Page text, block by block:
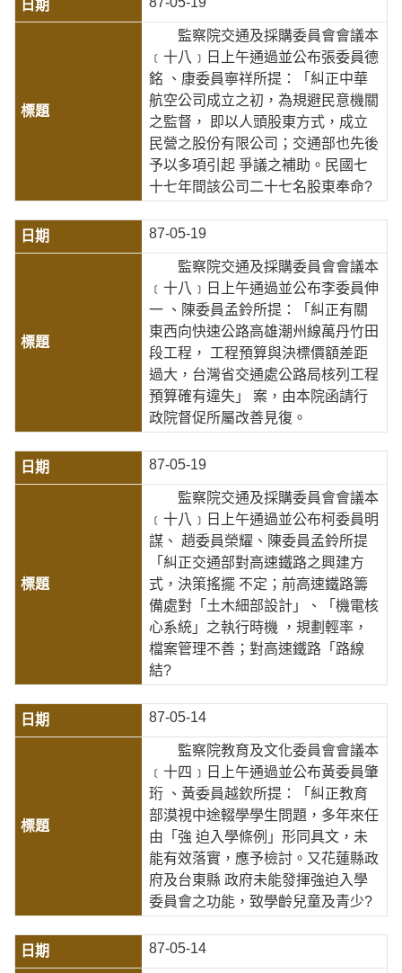
監察院交通及採購委員會會議本
﹝十八﹞日上午通過並公布張委員德
銘 、康委員寧祥所提：「糾正中華
航空公司成立之初，為規避民意機關
之監督， 即以人頭股東方式，成立
民營之股份有限公司；交通部也先後
予以多項引起 爭議之補助。民國七
十七年間該公司二十七名股東奉命?
87-05-19
監察院交通及採購委員會會議本
﹝十八﹞日上午通過並公布李委員伸
一 、陳委員孟鈴所提：「糾正有關
東西向快速公路高雄潮州線萬丹竹田
段工程， 工程預算與決標價額差距
過大，台灣省交通處公路局核列工程
預算確有違失」 案，由本院函請行
政院督促所屬改善見復。
87-05-19
監察院交通及採購委員會會議本
﹝十八﹞日上午通過並公布柯委員明
謀、 趙委員榮耀、陳委員孟鈴所提
「糾正交通部對高速鐵路之興建方
式，決策搖擺 不定；前高速鐵路籌
備處對「土木細部設計」、「機電核
心系統」之執行時機 ，規劃輕率，
檔案管理不善；對高速鐵路「路線
結?
87-05-14
監察院教育及文化委員會會議本
﹝十四﹞日上午通過並公布黃委員肇
珩 、黃委員越欽所提：「糾正教育
部漠視中途輟學學生問題，多年來任
由「強 迫入學條例」形同具文，未
能有效落實，應予檢討。又花蓮縣政
府及台東縣 政府未能發揮強迫入學
委員會之功能，致學齡兒童及青少?
87-05-14